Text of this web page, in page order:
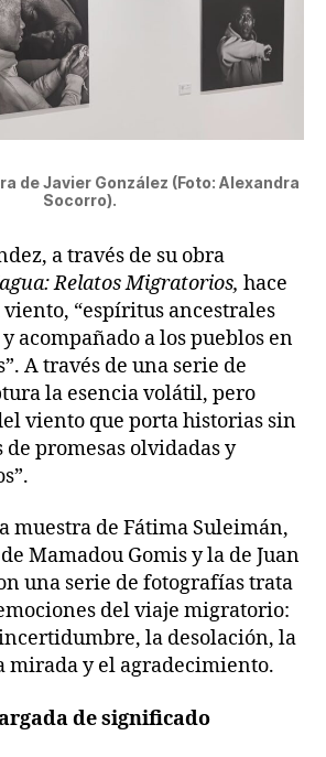
de Javier González (Foto: Alexandra
Socorro).
a través de su obra
Relatos Migratorios, hace
“espíritus ancestrales
acompañado a los pueblos en
A través de una serie de
la esencia volátil, pero
viento que porta historias sin
de promesas olvidadas y
muestra de Fátima Suleimán,
Mamadou Gomis y la de Juan
una serie de fotografías trata
del viaje migratorio:
la desolación, la
mirada y el agradecimiento.
de significado